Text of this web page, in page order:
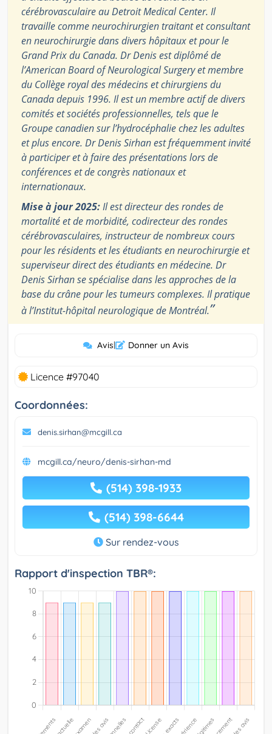
cérébrovasculaire au Detroit Medical Center. Il
travaille comme neurochirurgien traitant et consultant
en neurochirurgie dans divers hôpitaux et pour le
Grand Prix du Canada. Dr Denis est diplômé de
l’American Board of Neurological Surgery et membre
du Collège royal des médecins et chirurgiens du
Canada depuis 1996. Il est un membre actif de divers
comités et sociétés professionnelles, tels que le
Groupe canadien sur l’hydrocéphalie chez les adultes
et plus encore. Dr Denis Sirhan est fréquemment invité
à participer et à faire des présentations lors de
conférences et de congrès nationaux et
internationaux.
Mise à jour 2025:Il est directeur des rondes de
mortalité et de morbidité, codirecteur des rondes
cérébrovasculaires, instructeur de nombreux cours
pour les résidents et les étudiants en neurochirurgie et
superviseur direct des étudiants en médecine. Dr
Denis Sirhan se spécialise dans les approches de la
base du crâne pour les tumeurs complexes. Il pratique
à l’Institut-hôpital neurologique de Montréal.”
Avis| Donner un Avis
Licence #97040
Coordonnées:
denis.sirhan@mcgill.ca
mcgill.ca/neuro/denis-sirhan-md
(514) 398-1933
(514) 398-6644
Sur rendez-vous
Rapport d'inspection TBR®: